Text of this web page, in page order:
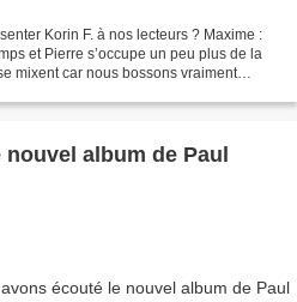
Korin F. à nos lecteurs ? Maxime :
et Pierre s’occupe un peu plus de la
mixent car nous bossons vraiment
album de Paul